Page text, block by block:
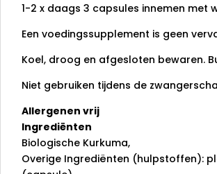
1-2 x daags 3 capsules innemen met
Een voedingssupplement is geen
Koel, droog en afgesloten bewaren.
Niet gebruiken tijdens de
Allergenen vrij
Ingrediënten
Biologische Kurkuma,
Overige Ingrediënten (hulpstoffen):